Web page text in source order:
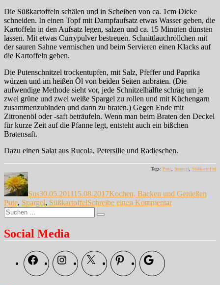
Die Süßkartoffeln schälen und in Scheiben von ca. 1cm Dicke
schneiden. In einen Topf mit Dampfaufsatz etwas Wasser geben, die
Kartoffeln in den Aufsatz legen, salzen und ca. 15 Minuten dünsten
lassen. Mit etwas Currypulver bestreuen. Schnittlauchröllchen mit
der sauren Sahne vermischen und beim Servieren einen Klacks auf
die Kartoffeln geben.
Die Putenschnitzel trockentupfen, mit Salz, Pfeffer und Paprika
würzen und im heißen Öl von beiden Seiten anbraten. (Die
aufwendige Methode sieht vor, jede Schnitzelhälfte schräg um je
zwei grüne und zwei weiße Spargel zu rollen und mit Küchengarn
zusammenzubinden und dann zu braten.) Gegen Ende mit
Zitronenöl oder -saft beträufeln. Wenn man beim Braten den Deckel
für kurze Zeit auf die Pfanne legt, entsteht auch ein bißchen
Bratensaft.
Dazu einen Salat aus Rucola, Petersilie und Radieschen.
Tags: Pute Spargel Süßkartoffel
Autor
Sus30.05.201115.08.2017Kochen, Backen und Genießen
Pute, Spargel, SüßkartoffelSchreibe einen Kommentarzu
Suche
nach:
Suchen
Social Media
FacebookInstagramX Pinterest Google